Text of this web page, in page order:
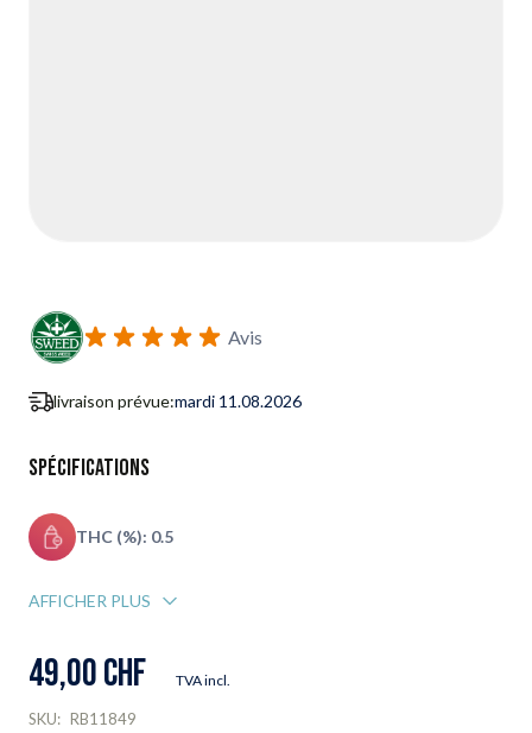
Avis
livraison prévue:mardi 11.08.2026
Spécifications
THC (%): 0.5
AFFICHER PLUS
49,00 CHF TVA incl.
SKU: RB11849